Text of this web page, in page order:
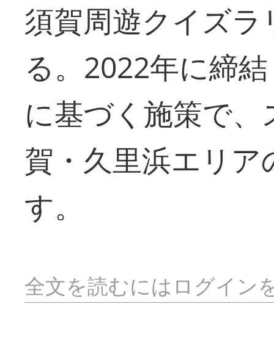
須賀周遊クイズ
る。2022年に締
に基づく施策で
賀・久里浜エリ
す。
全文を読むにはログイン